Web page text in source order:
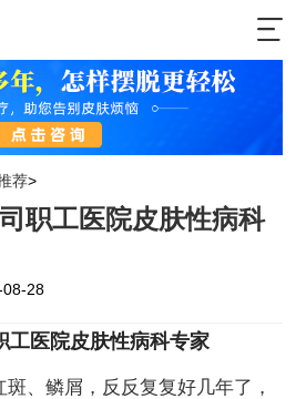
荐>
职工医院皮肤性病科
08-28
工医院皮肤性病科专家
、鳞屑，反反复复好几年了，